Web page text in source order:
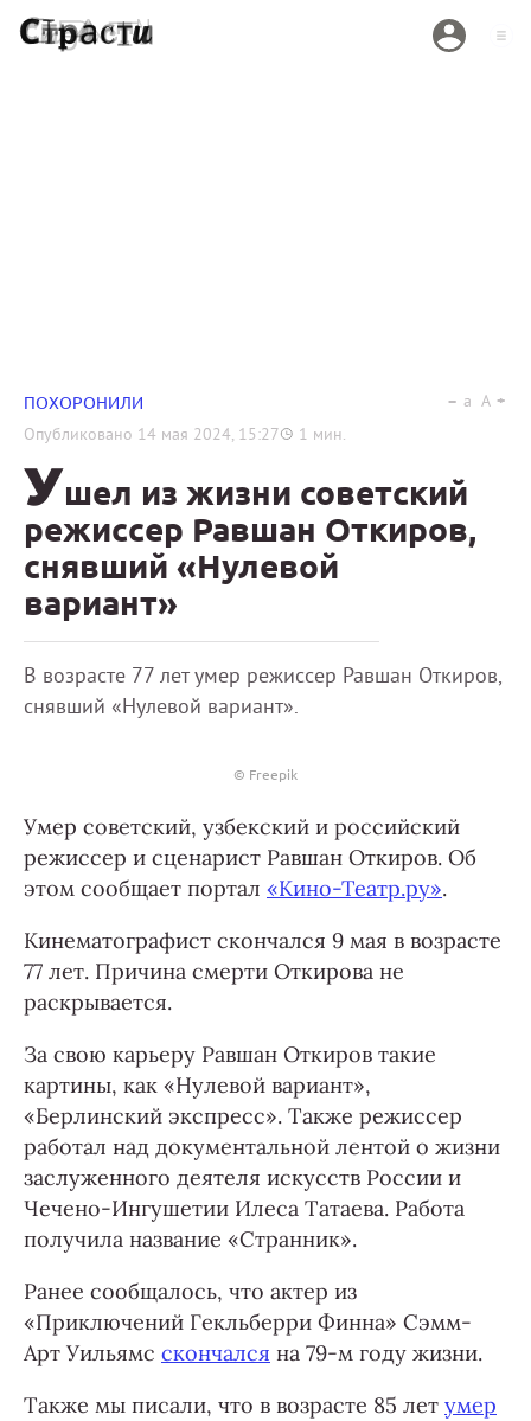
ПОХОРОНИЛИ
Опубликовано 14 мая 2024, 15:27 1 мин.
a A
Ушел из жизни советский
режиссер Равшан Откиров,
снявший «Нулевой
вариант»
В возрасте 77 лет умер режиссер Равшан Откиров,
снявший «Нулевой вариант».
© Freepik
Умер советский, узбекский и российский
режиссер и сценарист Равшан Откиров. Об
этом сообщает портал «Кино-Театр.ру».
Кинематографист скончался 9 мая в возрасте
77 лет. Причина смерти Откирова не
раскрывается.
За свою карьеру Равшан Откиров такие
картины, как «Нулевой вариант»,
«Берлинский экспресс». Также режиссер
работал над документальной лентой о жизни
заслуженного деятеля искусств России и
Чечено-Ингушетии Илеса Татаева. Работа
получила название «Странник».
Ранее сообщалось, что актер из
«Приключений Гекльберри Финна» Сэмм-
Арт Уильямс скончался на 79-м году жизни.
Также мы писали, что в возрасте 85 лет умер